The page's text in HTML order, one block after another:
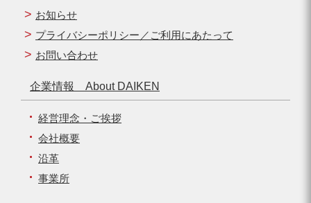
お知らせ
プライバシーポリシー／ご利用にあたって
お問い合わせ
企業情報 About DAIKEN
経営理念・ご挨拶
会社概要
沿革
事業所